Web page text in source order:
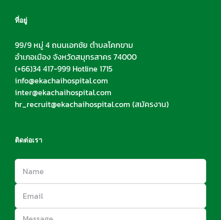
ที่อยู่
99/9 หมู่ 4 ถนนเอกชัย ตำบลโคกขาม
อำเภอเมือง จังหวัดสมุทรสาคร 74000
(+66)34 417-999 Hotline 1715
info@ekachaihospital.com
inter@ekachaihospital.com
hr_recruit@ekachaihospital.com (สมัครงาน)
ติดต่อเรา